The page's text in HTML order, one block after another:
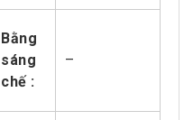
Bằng
sáng
chế :
–